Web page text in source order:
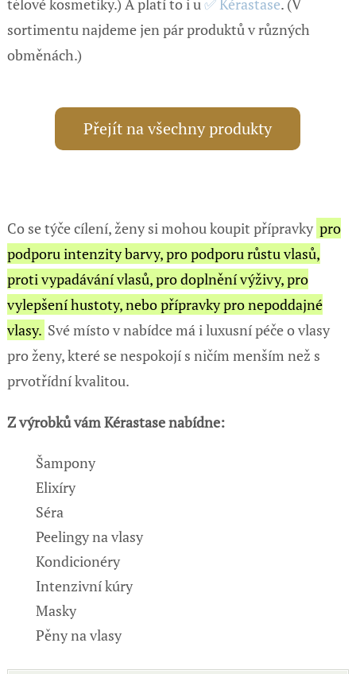
tělové kosmetiky.) A platí to i u✅ Kérastase. (V
sortimentu najdeme jen pár produktů v různých
obměnách.)
Přejít na všechny produkty
Co se týče cílení, ženy si mohou koupit přípravky pro
podporu intenzity barvy, pro podporu růstu vlasů,
proti vypadávání vlasů, pro doplnění výživy, pro
vylepšení hustoty, nebo přípravky pro nepoddajné
vlasy. Své místo v nabídce má i luxusní péče o vlasy
pro ženy, které se nespokojí s ničím menším než s
prvotřídní kvalitou.
Z výrobků vám Kérastase nabídne:
Šampony
Elixíry
Séra
Peelingy na vlasy
Kondicionéry
Intenzivní kúry
Masky
Pěny na vlasy